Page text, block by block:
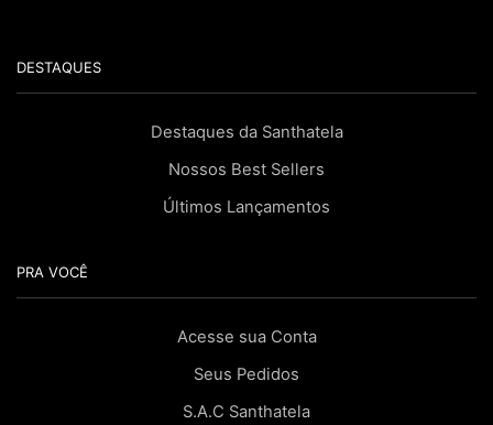
DESTAQUES
Destaques da Santhatela
Nossos Best Sellers
Últimos Lançamentos
PRA VOCÊ
Acesse sua Conta
Seus Pedidos
S.A.C Santhatela